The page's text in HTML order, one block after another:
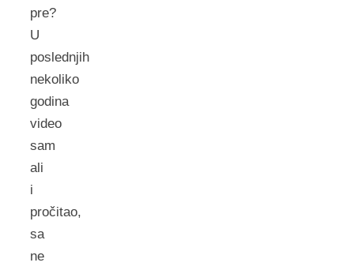
pre?
U
poslednjih
nekoliko
godina
video
sam
ali
i
pročitao,
sa
ne